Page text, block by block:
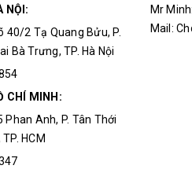
NỘI:
40/2 Tạ Quang Bửu, P.
Bà Trưng, TP. Hà Nội
CHÍ MINH:
Anh, P. Tân Thới
HCM
Mr
Mail: